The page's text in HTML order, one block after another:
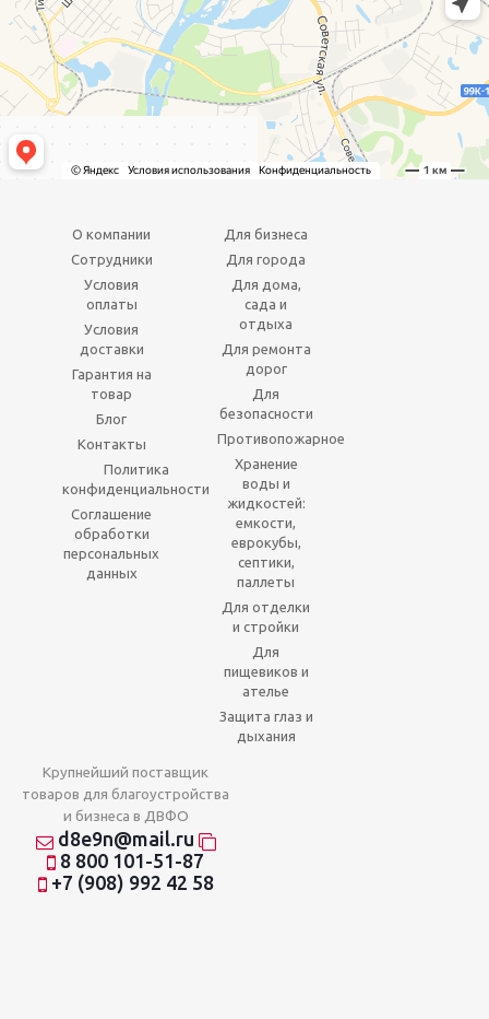
О компании
Сотрудники
Условия
оплаты
Условия
доставки
Гарантия на
товар
Блог
Контакты
Политика
конфиденциальности
Соглашение
обработки
персональных
данных
Для бизнеса
Для города
Для дома,
сада и
отдыха
Для ремонта
дорог
Для
безопасности
Противопожарное
Хранение
воды и
жидкостей:
емкости,
еврокубы,
септики,
паллеты
Для отделки
и стройки
Для
пищевиков и
ателье
Защита глаз и
дыхания
Крупнейший поставщик
товаров для благоустройства
и бизнеса в ДВФО
d8e9n@mail.ru
8 800 101-51-87
+7 (908) 992 42 58